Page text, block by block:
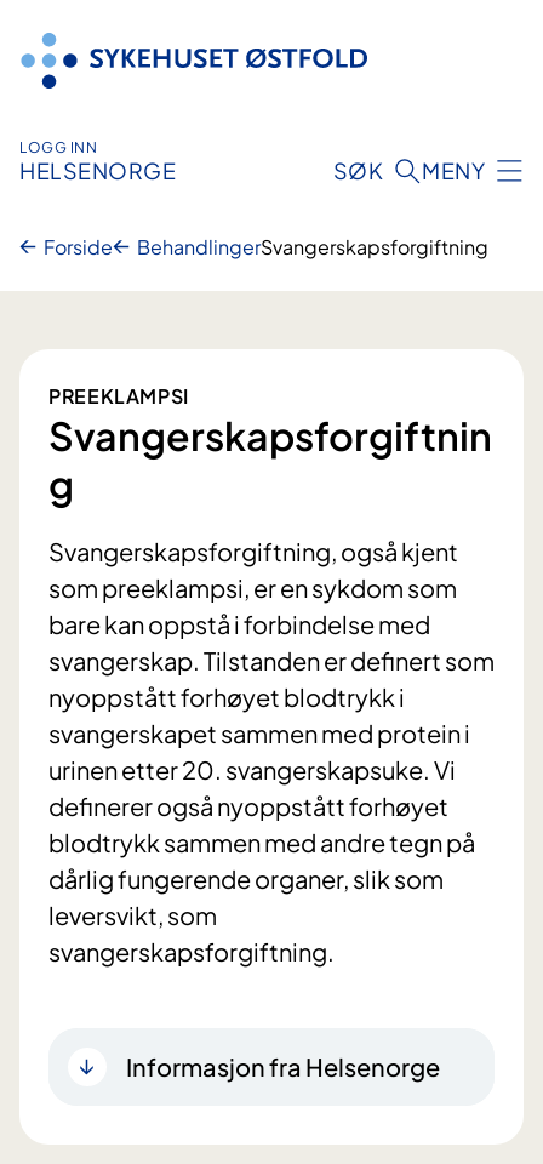
innhold
LOGG INN
HELSENORGE SØK MENY
Forside BehandlingerSvangerskapsforgiftning
PREEKLAMPSI
Svangerskapsforgiftnin
g
Svangerskapsforgiftning, også kjent
som preeklampsi, er en sykdom som
bare kan oppstå i forbindelse med
svangerskap. Tilstanden er definert som
nyoppstått forhøyet blodtrykk i
svangerskapet sammen med protein i
urinen etter 20. svangerskapsuke. Vi
definerer også nyoppstått forhøyet
blodtrykk sammen med andre tegn på
dårlig fungerende organer, slik som
leversvikt, som
svangerskapsforgiftning.
Informasjon fra Helsenorge